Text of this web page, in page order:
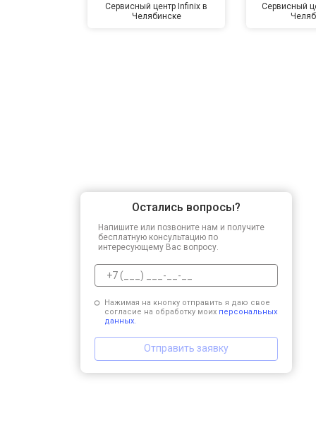
Сервисный центр Infinix в
Челябинске
Сервисный
Остались вопросы?
Напишите или позвоните нам и получите
бесплатную консультацию по
интересующему Вас вопросу.
Нажимая на кнопку отправить я даю свое
согласие на обработку моих персональных
данных.
Отправить заявку